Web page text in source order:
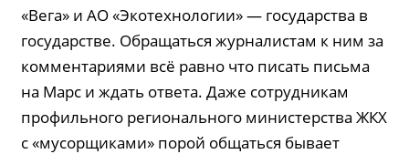
«Вега» и АО «Экотехнологии» — государства в
государстве. Обращаться журналистам к ним за
комментариями всё равно что писать письма
на Марс и ждать ответа. Даже сотрудникам
профильного регионального министерства ЖКХ
с «мусорщиками» порой общаться бывает